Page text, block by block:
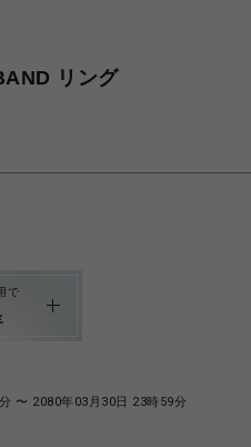
リング
で
〜 2080年03月30日 23時59分